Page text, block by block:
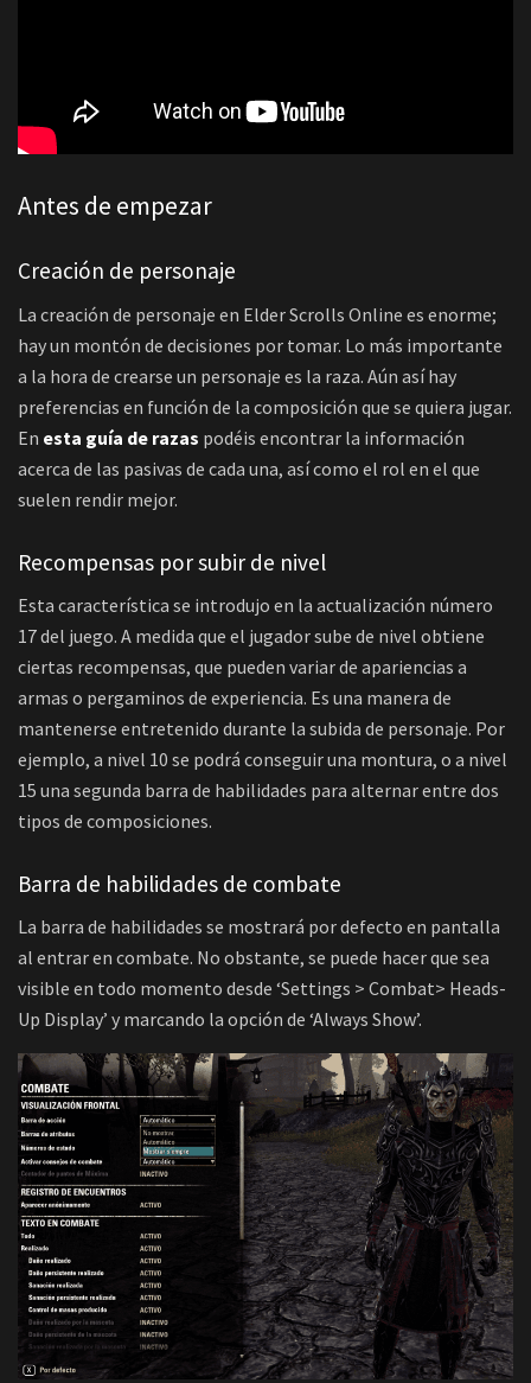
Antes de empezar
Creación de personaje
La creación de personaje en Elder Scrolls Online es enorme;
hay un montón de decisiones por tomar. Lo más importante
a la hora de crearse un personaje es la raza. Aún así hay
preferencias en función de la composición que se quiera jugar.
En esta guía de razas podéis encontrar la información
acerca de las pasivas de cada una, así como el rol en el que
suelen rendir mejor.
Recompensas por subir de nivel
Esta característica se introdujo en la actualización número
17 del juego. A medida que el jugador sube de nivel obtiene
ciertas recompensas, que pueden variar de apariencias a
armas o pergaminos de experiencia. Es una manera de
mantenerse entretenido durante la subida de personaje. Por
ejemplo, a nivel 10 se podrá conseguir una montura, o a nivel
15 una segunda barra de habilidades para alternar entre dos
tipos de composiciones.
Barra de habilidades de combate
La barra de habilidades se mostrará por defecto en pantalla
al entrar en combate. No obstante, se puede hacer que sea
visible en todo momento desde ‘Settings > Combat> Heads-
Up Display’ y marcando la opción de ‘Always Show’.